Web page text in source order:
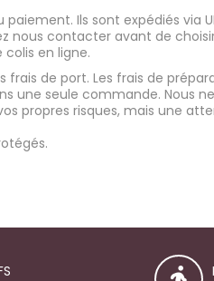
Ils sont expédiés via
nous contacter avant de
en ligne.
de port. Les frais de
une seule commande. Nous
propres risques, mais une